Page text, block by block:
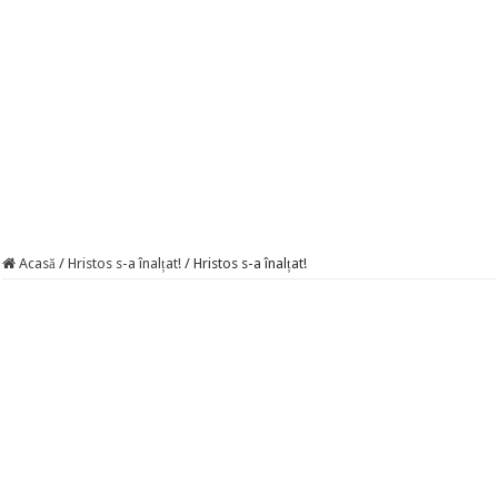
Acasă / Hristos s-a înalțat! / Hristos s-a înalțat!